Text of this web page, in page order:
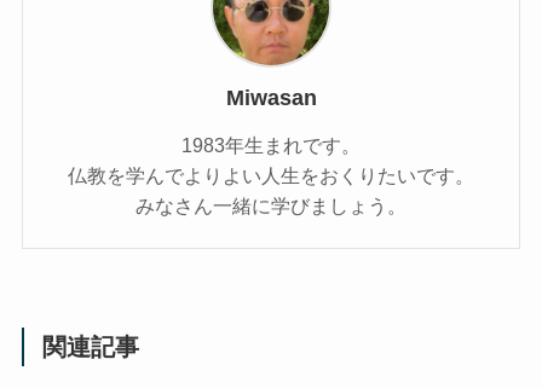
Miwasan
1983年生まれです。
仏教を学んでよりよい人生をおくりたいです。
みなさん一緒に学びましょう。
関連記事